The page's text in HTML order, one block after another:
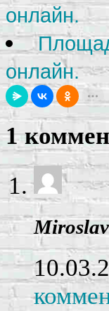
онлайн.
онлайн.
1